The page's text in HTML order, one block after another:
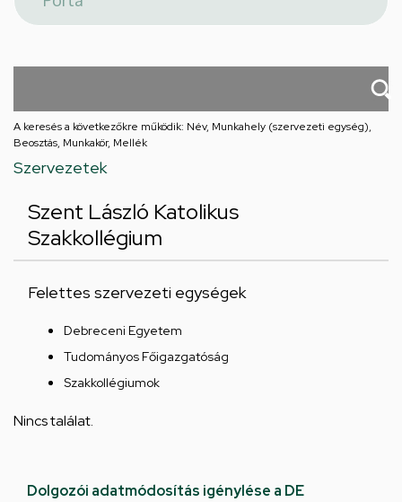
A keresés a következőkre működik: Név, Munkahely (szervezeti egység),
Beosztás, Munkakör, Mellék
Szervezetek
Szent László Katolikus
Szakkollégium
Felettes szervezeti egységek
Debreceni Egyetem
Tudományos Főigazgatóság
Szakkollégiumok
Nincs találat.
Dolgozói adatmódosítás igénylése a DE